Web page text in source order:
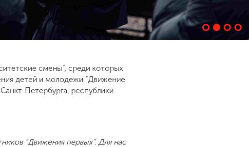
смены”, среди которых
детей и молодежи “Движение
Петербурга, республики
“Движения первых”. Для нас